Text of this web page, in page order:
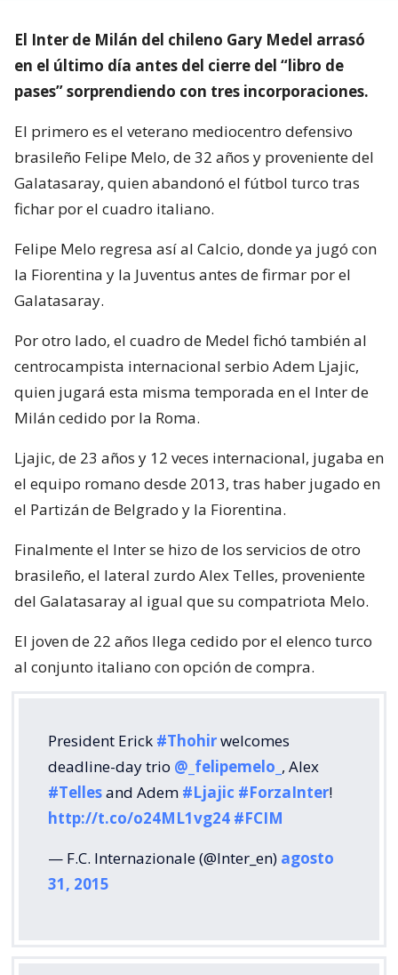
El Inter de Milán del chileno Gary Medel arrasó
en el último día antes del cierre del “libro de
pases” sorprendiendo con tres incorporaciones.
El primero es el veterano mediocentro defensivo
brasileño Felipe Melo, de 32 años y proveniente del
Galatasaray, quien abandonó el fútbol turco tras
fichar por el cuadro italiano.
Felipe Melo regresa así al Calcio, donde ya jugó con
la Fiorentina y la Juventus antes de firmar por el
Galatasaray.
Por otro lado, el cuadro de Medel fichó también al
centrocampista internacional serbio Adem Ljajic,
quien jugará esta misma temporada en el Inter de
Milán cedido por la Roma.
Ljajic, de 23 años y 12 veces internacional, jugaba en
el equipo romano desde 2013, tras haber jugado en
el Partizán de Belgrado y la Fiorentina.
Finalmente el Inter se hizo de los servicios de otro
brasileño, el lateral zurdo Alex Telles, proveniente
del Galatasaray al igual que su compatriota Melo.
El joven de 22 años llega cedido por el elenco turco
al conjunto italiano con opción de compra.
President Erick #Thohirwelcomes
deadline-day trio @_felipemelo_ , Alex
#Tellesand Adem #Ljajic #ForzaInter!
http://t.co/o24ML1vg24 #FCIM
— F.C. Internazionale (@Inter_en) agosto
31, 2015